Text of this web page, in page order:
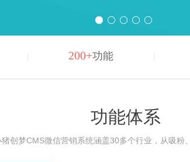
200+功能
功能体系
猪创梦CMS微信营销系统涵盖30多个行业，从吸粉